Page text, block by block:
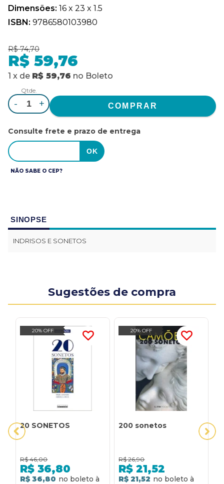
Dimensões: 16 x 23 x 1.5
ISBN: 9786580103980
R$ 74,70
R$ 59,76
1 x de R$ 59,76 no Boleto
Qtde.
- +
Consulte frete e prazo de entrega
NÃO SABE O CEP?
SINOPSE
INDRISOS E SONETOS
Sugestões de compra
20% OFF
20 SONETOS
R$ 46,00
R$ 36,80
R$ 36,80
20% OFF
200 sonetos
R$ 26,90
R$ 21,52
R$ 21,52